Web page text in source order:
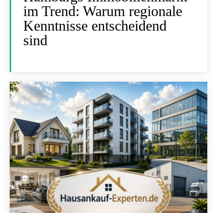
im Trend: Warum regionale
Kenntnisse entscheidend
sind